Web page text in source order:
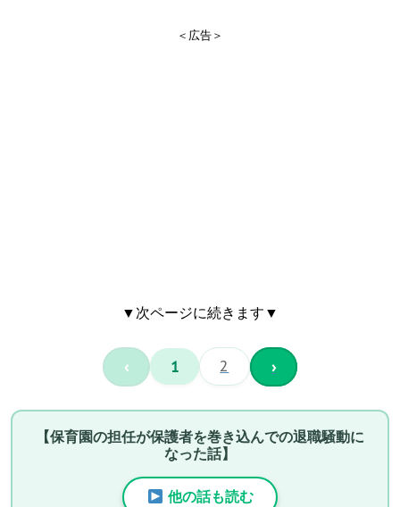
＜広告＞
▼次ページに続きます▼
‹ 1 2 ›
【保育園の担任が保護者を巻き込んでの退職騒動に
なった話】
他の話も読む